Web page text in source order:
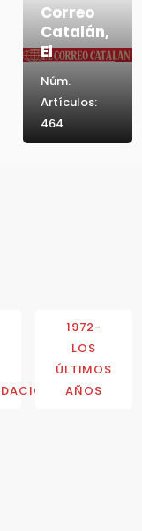
Correo
Catalán,
El
Núm.
Artículos:
464
1972-
LOS
ÚLTIMOS
AÑOS